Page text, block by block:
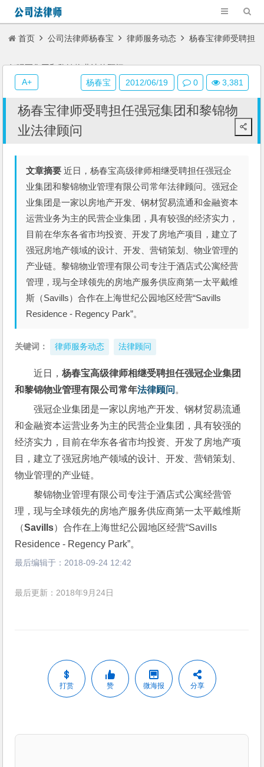
首页 公司法律师杨春宝 律师服务动态 杨春宝律师受聘担
任强冠集团和黎锦物业法律顾问
杨春宝律师受聘担任强冠集团和黎锦物
业法律顾问
文章摘要 近日，杨春宝高级律师相继受聘担任强冠企
业集团和黎锦物业管理有限公司常年法律顾问。强冠企
业集团是一家以房地产开发、钢材贸易流通和金融资本
运营业务为主的民营企业集团，具有较强的经济实力，
目前在华东各省市均投资、开发了房地产项目，建立了
强冠房地产领域的设计、开发、营销策划、物业管理的
产业链。黎锦物业管理有限公司专注于酒店式公寓经营
管理，现与全球领先的房地产服务供应商第一太平戴维
斯（Savills）合作在上海世纪公园地区经营“Savills
Residence - Regency Park”。
关键词： 律师服务动态 法律顾问
近日，杨春宝高级律师相继受聘担任强冠企业集团
和黎锦物业管理有限公司常年法律顾问 。
强冠企业集团是一家以房地产开发、钢材贸易流通
和金融资本运营业务为主的民营企业集团，具有较强的
经济实力，目前在华东各省市均投资、开发了房地产项
目，建立了强冠房地产领域的设计、开发、营销策划、
物业管理的产业链。
黎锦物业管理有限公司专注于酒店式公寓经营管
理，现与全球领先的房地产服务供应商第一太平戴维斯
（Savills）合作在上海世纪公园地区经营“Savills
Residence - Regency Park”。
最后编辑于： 2018-09-24 12:42
最后更新：2018年9月24日
打赏 赞 微海报 分享
杨春宝 2012/06/19 0 3,381
A+